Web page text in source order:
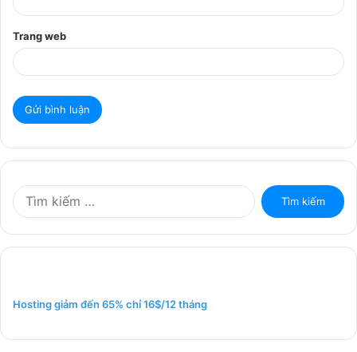
Trang web
k
o
Hosting giảm đến 65% chỉ 16$/12 tháng